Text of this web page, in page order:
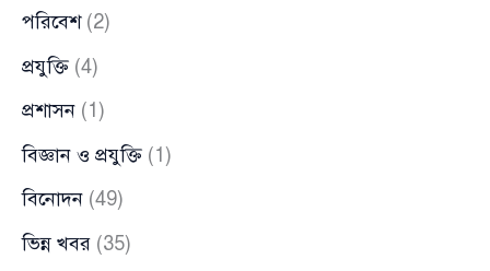
পরিবেশ(2)
প্রযুক্তি (4)
প্রশাসন (1)
বিজ্ঞান ও প্রযুক্তি (1)
বিনোদন (49)
ভিন্ন খবর (35)